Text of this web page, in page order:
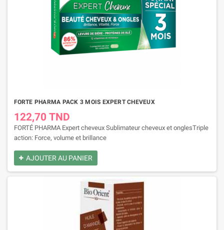
FORTE PHARMA PACK 3 MOIS EXPERT CHEVEUX
122,70 TND
FORTÉ PHARMA Expert cheveux Sublimateur cheveux et onglesTriple
action: Force, volume et brillance
AJOUTER AU PANIER